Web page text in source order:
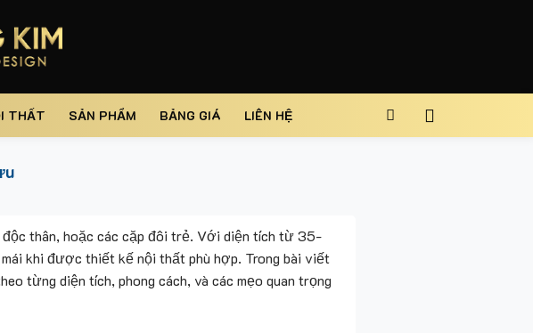
THẤT SẢN PHẨM BẢNG GIÁ LIÊN HỆ
độc thân, hoặc các cặp đôi trẻ. Với diện tích từ 35-
khi được thiết kế nội thất phù hợp. Trong bài viết
từng diện tích, phong cách, và các mẹo quan trọng